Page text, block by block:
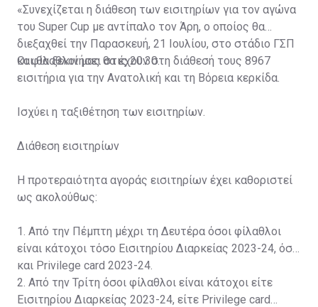
«Συνεχίζεται η διάθεση των εισιτηρίων για τον αγώνα
του Super Cup με αντίπαλο τον Άρη, ο οποίος θα
διεξαχθεί την Παρασκευή, 21 Ιουλίου, στο στάδιο ΓΣΠ
και θα ξεκινήσει στις 20:30.
Οι φίλαθλοί μας θα έχουν στη διάθεσή τους 8967
εισιτήρια για την Ανατολική και τη Βόρεια κερκίδα.
Ισχύει η ταξιθέτηση των εισιτηρίων.
Διάθεση εισιτηρίων
Η προτεραιότητα αγοράς εισιτηρίων έχει καθοριστεί
ως ακολούθως:
1. Από την Πέμπτη μέχρι τη Δευτέρα όσοι φίλαθλοι
είναι κάτοχοι τόσο Εισιτηρίου Διαρκείας 2023-24, όσο
και Privilege card 2023-24.
2. Από την Τρίτη όσοι φίλαθλοι είναι κάτοχοι είτε
Εισιτηρίου Διαρκείας 2023-24, είτε Privilege card